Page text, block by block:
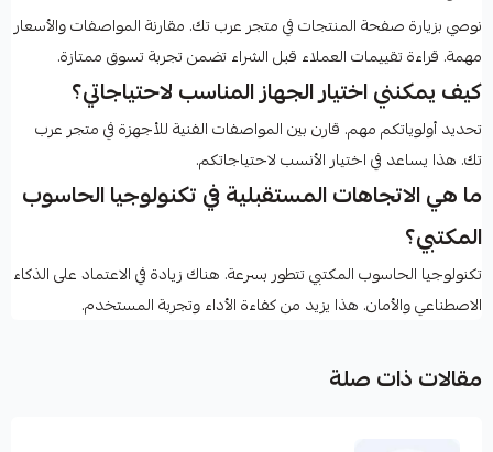
نوصي بزيارة صفحة المنتجات في متجر عرب تك. مقارنة المواصفات والأسعار
مهمة. قراءة تقييمات العملاء قبل الشراء تضمن تجربة تسوق ممتازة.
كيف يمكنني اختيار الجهاز المناسب لاحتياجاتي؟
تحديد أولوياتكم مهم. قارن بين المواصفات الفنية للأجهزة في متجر عرب
تك. هذا يساعد في اختيار الأنسب لاحتياجاتكم.
ما هي الاتجاهات المستقبلية في تكنولوجيا الحاسوب
المكتبي؟
تكنولوجيا الحاسوب المكتبي تتطور بسرعة. هناك زيادة في الاعتماد على الذكاء
الاصطناعي والأمان. هذا يزيد من كفاءة الأداء وتجربة المستخدم.
مقالات ذات صلة